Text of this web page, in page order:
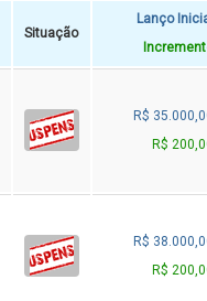
Situação
Lanço
R$
R$
R$
R$